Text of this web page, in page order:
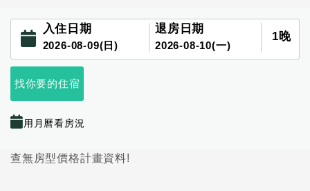
入住日期
2026-08-09(日)
退房日期
2026-08-10(一)
1晚
找你要的住宿
用月曆看房況
查無房型價格計畫資料!